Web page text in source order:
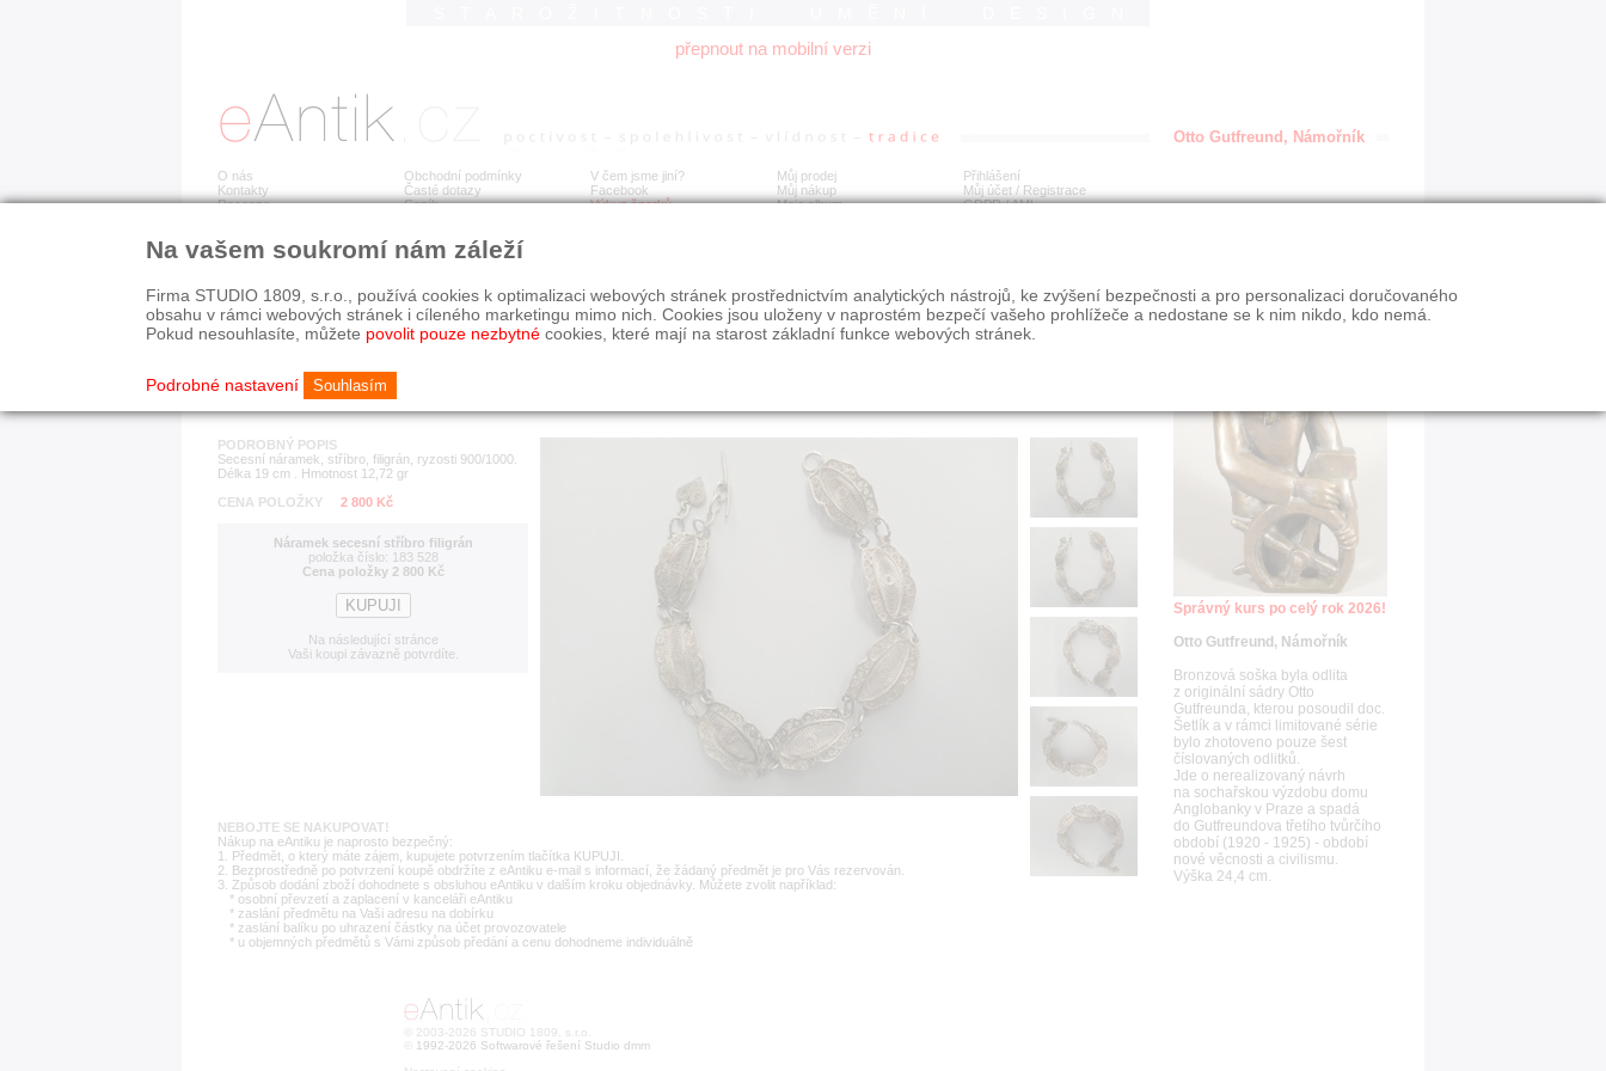
přepnout na mobilní verzi
O nás
Kontakty
Recenze
Obchodní podmínky
Časté dotazy
Ceník
V čem jsme jiní?
Facebook
Výkup šperků
Můj prodej
Můj nákup
Moje album
Přihlášení
Můj účet / Registrace
GDPR/AML
Detail položky č. 183 528 Náramek secesní stříbro filigrán
PODROBNÝ POPIS
Secesní náramek, stříbro, filigrán, ryzosti 900/1000.
Délka 19 cm . Hmotnost 12,72 gr
CENA POLOŽKY
2 800 Kč
Náramek secesní stříbro filigrán
položka číslo: 183 528
Cena položky 2 800 Kč
Na následující stránce
Vaši koupi závazně potvrdíte.
NEBOJTE SE NAKUPOVAT!
Nákup na eAntiku je naprosto bezpečný:
1. Předmět, o který máte zájem, kupujete potvrzením tlačítka KUPUJI.
2. Bezprostředně po potvrzení koupě obdržíte z eAntiku e-mail s informací, že žádaný předmět je pro Vás rezervován.
3. Způsob dodání zboží dohodnete s obsluhou eAntiku v dalším kroku objednávky. Můžete zvolit například:
* osobní převzetí a zaplacení v kanceláři eAntiku
* zaslání předmětu na Vaši adresu na dobírku
* zaslání balíku po uhrazení částky na účet provozovatele
* u objemných předmětů s Vámi způsob předání a cenu dohodneme individuálně
© 2003-2026 STUDIO 1809, s.r.o.
1992-2026 Softwarové řešení Studio dmm
Otto Gutfreund, Námořník
Správný kurs po celý rok 2026!
Otto Gutfreund, Námořník
Bronzová soška byla odlita
z originální sádry Otto
Gutfreunda, kterou posoudil doc.
Šetlík a v rámci limitované série
bylo zhotoveno pouze šest
číslovaných odlitků.
Jde o nerealizovaný návrh
na sochařskou výzdobu domu
Anglobanky v Praze a spadá
do Gutfreundova třetího tvůrčího
období (1920 - 1925) - období
nové věcnosti a civilismu.
Výška 24,4 cm.
Na vašem soukromí nám záleží
Firma STUDIO 1809, s.r.o., používá cookies k optimalizaci webových stránek prostřednictvím analytických nástrojů, ke zvýšení bezpečnosti a pro personalizaci doručovaného
obsahu v rámci webových stránek i cíleného marketingu mimo nich. Cookies jsou uloženy v naprostém bezpečí vašeho prohlížeče a nedostane se k nim nikdo, kdo nemá.
Pokud nesouhlasíte, můžete povolit pouze nezbytné cookies, které mají na starost základní funkce webových stránek.
Podrobné nastavení Souhlasím